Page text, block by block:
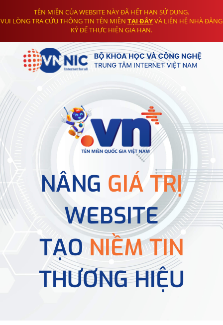
TÊN MIỀN CỦA WEBSITE NÀY ĐÃ HẾT HẠN SỬ DỤNG.
VUI LÒNG TRA CỨU THÔNG TIN TÊN MIỀN TẠI ĐÂYVÀ LIÊN HỆ NHÀ ĐĂNG
KÝ ĐỂ THỰC HIỆN GIA HẠN.
NÂNG GIÁ TRỊ
WEBSITE
TẠONIỀM TIN
THƯƠNG HIỆU